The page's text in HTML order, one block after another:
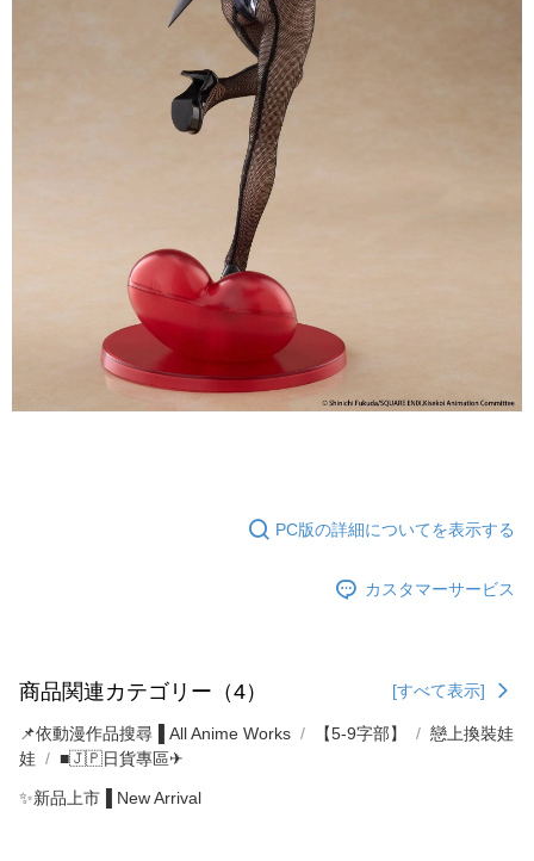
PC版の詳細についてを表示する
カスタマーサービス
商品関連カテゴリー（4） [すべて表示]
📌依動漫作品搜尋▐ All Anime Works 【5-9字部】
戀上換裝娃
娃
■🇯🇵日貨專區✈
✨新品上市▐ New Arrival